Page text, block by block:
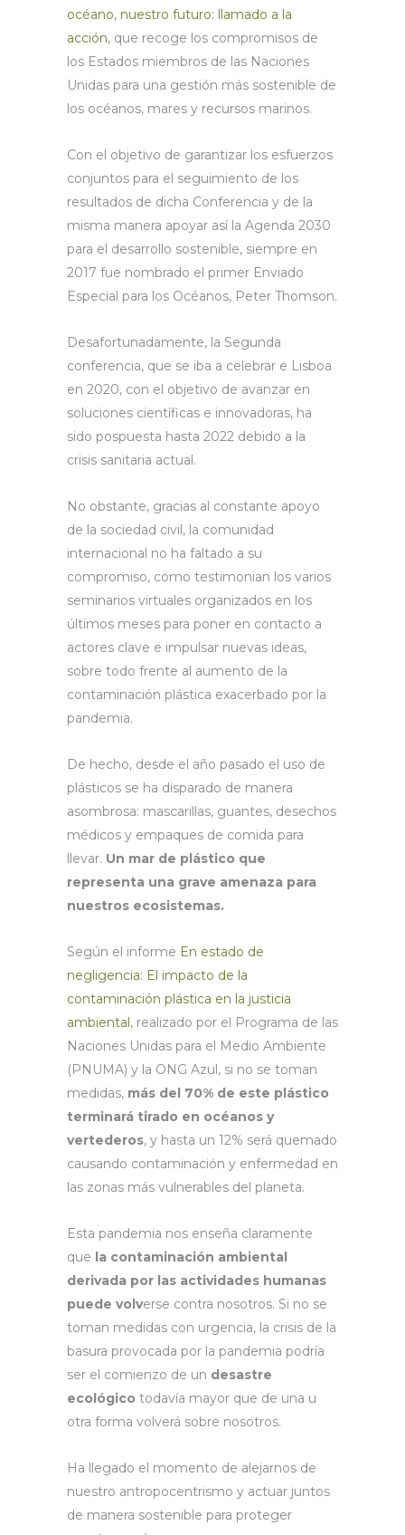
océano, nuestro futuro: llamado a la
acción, que recoge los compromisos de
los Estados miembros de las Naciones
Unidas para una gestión más sostenible de
los océanos, mares y recursos marinos.
Con el objetivo de garantizar los esfuerzos
conjuntos para el seguimiento de los
resultados de dicha Conferencia y de la
misma manera apoyar así la Agenda 2030
para el desarrollo sostenible, siempre en
2017 fue nombrado el primer Enviado
Especial para los Océanos, Peter Thomson.
Desafortunadamente, la Segunda
conferencia, que se iba a celebrar e Lisboa
en 2020, con el objetivo de avanzar en
soluciones científicas e innovadoras, ha
sido pospuesta hasta 2022 debido a la
crisis sanitaria actual.
No obstante, gracias al constante apoyo
de la sociedad civil, la comunidad
internacional no ha faltado a su
compromiso, como testimonian los varios
seminarios virtuales organizados en los
últimos meses para poner en contacto a
actores clave e impulsar nuevas ideas,
sobre todo frente al aumento de la
contaminación plástica exacerbado por la
pandemia.
De hecho, desde el año pasado el uso de
plásticos se ha disparado de manera
asombrosa: mascarillas, guantes, desechos
médicos y empaques de comida para
llevar. Un mar de plástico que
representa una grave amenaza para
nuestros ecosistemas.
Según el informe En estado de
negligencia: El impacto de la
contaminación plástica en la justicia
ambiental, realizado por el Programa de las
Naciones Unidas para el Medio Ambiente
(PNUMA) y la ONG Azul, si no se toman
medidas, más del 70% de este plástico
terminará tirado en océanos y
vertederos, y hasta un 12% será quemado
causando contaminación y enfermedad en
las zonas más vulnerables del planeta.
Esta pandemia nos enseña claramente
que la contaminación ambiental
derivada por las actividades humanas
puede volverse contra nosotros. Si no se
toman medidas con urgencia, la crisis de la
basura provocada por la pandemia podría
ser el comienzo de un desastre
ecológico todavía mayor que de una u
otra forma volverá sobre nosotros.
Ha llegado el momento de alejarnos de
nuestro antropocentrismo y actuar juntos
de manera sostenible para proteger